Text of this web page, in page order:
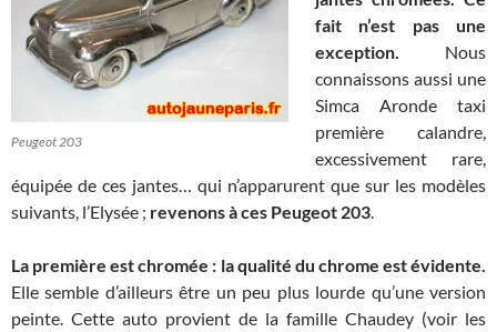
Peugeot 203
fait n’est pas une
exception. Nous
connaissons aussi une
Simca Aronde taxi
première calandre,
excessivement rare,
équipée de ces jantes… qui n’apparurent que sur les modèles
suivants, l’Elysée ; revenons à ces Peugeot 203.
La première est chromée : la qualité du chrome est évidente.
Elle semble d’ailleurs être un peu plus lourde qu’une version
peinte. Cette auto provient de la famille Chaudey (voir les